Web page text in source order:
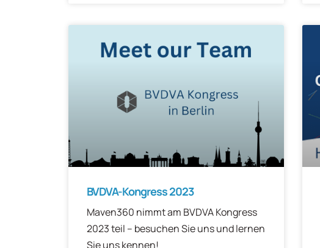
BVDVA-Kongress 2023
Maven360 nimmt am BVDVA Kongress
2023 teil – besuchen Sie uns und lernen
Sie uns kennen!